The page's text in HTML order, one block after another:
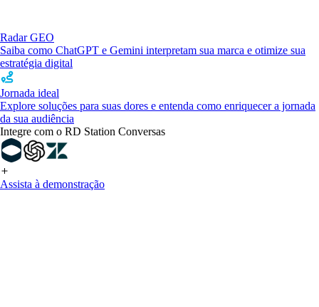
Radar GEO
Saiba como ChatGPT e Gemini interpretam sua marca e otimize sua
estratégia digital
Jornada ideal
Explore soluções para suas dores e entenda como enriquecer a jornada
da sua audiência
Integre com o RD Station Conversas
Assista à demonstração